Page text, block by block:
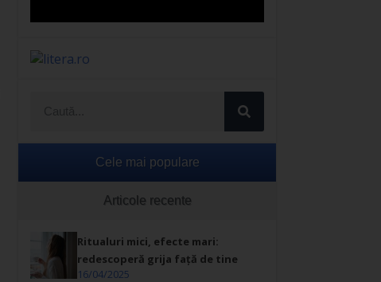
Cele mai populare
Articole recente
Ritualuri mici, efecte mari:
redescoperă grija față de tine
16/04/2025